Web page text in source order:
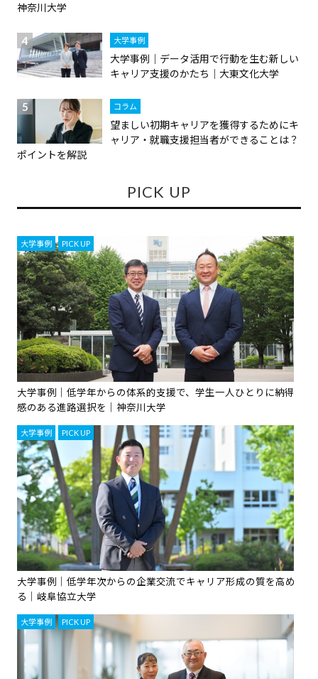
神奈川大学
大学事例
大学事例｜データ活用で行動を生む新しい
キャリア支援のかたち｜大東文化大学
コラム
望ましい初期キャリアを獲得するためにキ
ャリア・就職支援担当者ができることは？
ポイントを解説
PICK UP
大学事例 , PICK UP
大学事例｜低学年からの体系的支援で、学生一人ひとりに納得
感のある進路選択を｜神奈川大学
大学事例 PICK UP
大学事例｜低学年次からの企業交流でキャリア形成の質を高め
る｜岐阜協立大学
大学事例 , PICK UP